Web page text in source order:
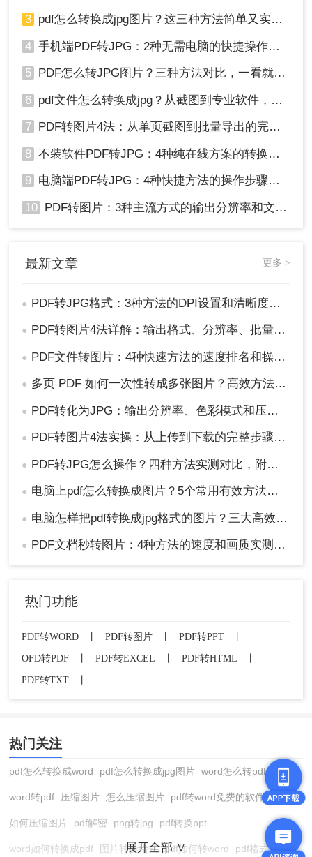
3、截图后可粘贴到画图工具或其他编辑软件
中保存为JPG格式。
Mac系统预览应用操作步骤：
1、打开PDF文件，在预览应用中选择“文
2、在弹出窗口中选择JPEG作为输出格式，调
注意事项
隐私保护：在线服务需注意隐私政策，避免上
传包含个人敏感信息的文件。
分辨率选择：根据用途选择合适的分辨率，打
印建议至少300 DPI，屏幕显示72 DPI即可。
文件大小限制：留意在线服务的文件大小限
3 pdf怎么转换成jpg图片？这三种方法简单又实用！
4 手机端PDF转JPG：2种无需电脑的快捷操作流程！
5 PDF怎么转JPG图片？三种方法对比，一看就懂！
6 pdf文件怎么转换成jpg？从截图到专业软件，一篇讲清楚！
7 PDF转图片4法：从单页截图到批量导出的完整操作路径！
8 不装软件PDF转JPG：4种纯在线方案的转换效果和速度对比！
9 电脑端PDF转JPG：4种快捷方法的操作步骤和常见格式问题！
10 PDF转图片：3种主流方式的输出分辨率和文件体积实测！
最新文章 更多 >
● PDF转JPG格式：3种方法的DPI设置和清晰度调节技巧！
● PDF转图片4法详解：输出格式、分辨率、批量处理全对比！
● PDF文件转图片：4种快速方法的速度排名和操作步骤！
● 多页 PDF 如何一次性转成多张图片？高效方法全解析！
● PDF转化为JPG：输出分辨率、色彩模式和压缩率的设置指南！
● PDF转图片4法实操：从上传到下载的完整步骤和参数设置！
● PDF转JPG怎么操作？四种方法实测对比，附各场景最优选！
● 电脑上pdf怎么转换成图片？5个常用有效方法，精准高效不踩坑！
● 电脑怎样把pdf转换成jpg格式的图片？三大高效方法，精准保真一看就会！
● PDF文档秒转图片：4种方法的速度和画质实测排名！
热门功能
PDF转WORD PDF转图片 PDF转PPT
OFD转PDF
PDF转EXCEL PDF转HTML
PDF转TXT
热门关注
pdf怎么转换成word pdf怎么转换成jpg图片 word怎么转pdf
word转pdf 压缩图片 怎么压缩图片 pdf转word免费的软件
如何压缩图片 pdf解密 png转jpg pdf转换ppt
word如何转换成pdf 图片转换格式 pdf如何转word pdf格式转换
展开全部 ∨